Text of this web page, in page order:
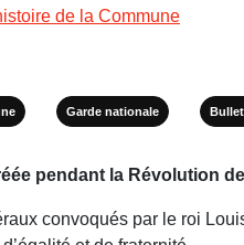
de la Commune
Garde nationale
pendant la Révolution
convoqués par le roi